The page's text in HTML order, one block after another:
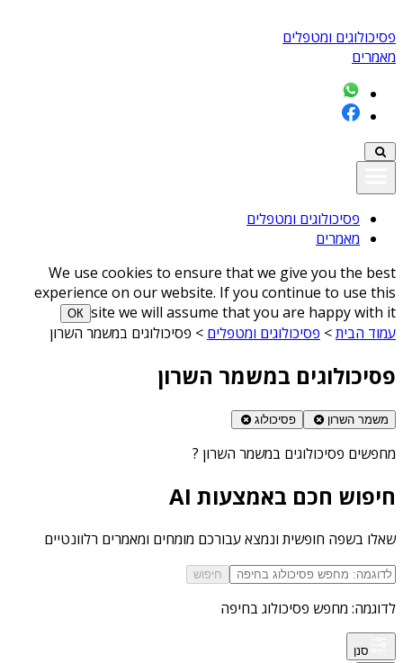
פסיכולוגים ומטפלים
מאמרים
פסיכולוגים ומטפלים
מאמרים
We use cookies to ensure that we give you the best
experience on our website. If you continue to use this
site we will assume that you are happy with it
ОК
עמוד הבית> פסיכולוגים ומטפלים > פסיכולוגים במשמר השרון
פסיכולוגים במשמר השרון
משמר השרון פסיכולוג
מחפשים פסיכולוגים במשמר השרון ?
חיפוש חכם באמצעות AI
שאלו בשפה חופשית ונמצא עבורכם מומחים ומאמרים רלוונטיים
חיפוש
לדוגמה: מחפש פסיכולוג בחיפה
סנן